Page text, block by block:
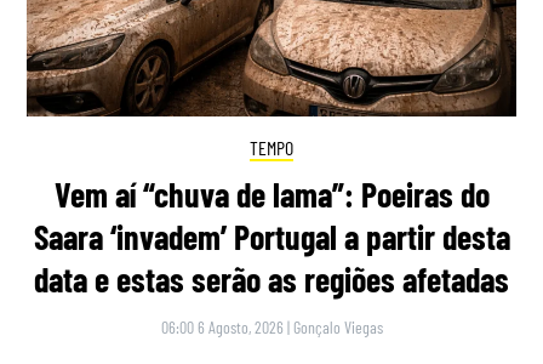
TEMPO
Vem aí “chuva de lama”: Poeiras do
Saara ‘invadem’ Portugal a partir desta
data e estas serão as regiões afetadas
06:00 6 Agosto, 2026 | Gonçalo Viegas